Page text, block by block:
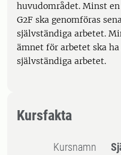
huvudområdet. Minst
G2F ska genomföras
självständiga arbetet.
ämnet för arbetet ska
självständiga arbetet.
Kursfakta
Kursnamn